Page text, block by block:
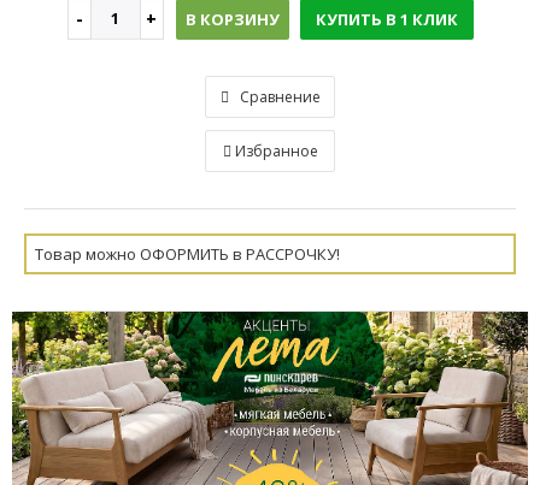
В КОРЗИНУ КУПИТЬ В 1 КЛИК
Сравнение
Избранное
Товар можно ОФОРМИТЬ в РАССРОЧКУ!